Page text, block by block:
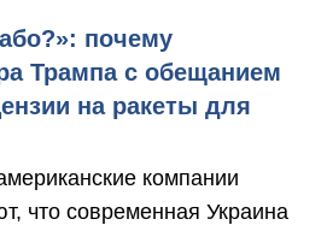
почему
Трампа с обещанием
на ракеты для
компании
что современная Украина